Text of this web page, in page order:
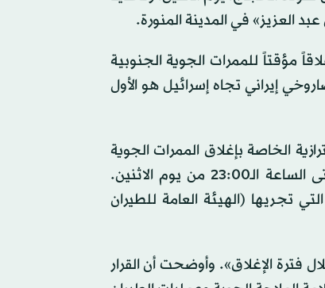
العزيز» ‏في المدينة المنورة.‏
مؤقتاً للممرات الجوية الجنوبية
إيراني تجاه إسرائيل هو الأول
الخاصة بإغلاق الممرات الجوية
‏الجنوبية في سوريا، واستمرار تعليق العمليات التشغيلية في «مطار دمشق الدولي» حتى الساعة الـ23:00 من يوم الاثنين.‏
تجريها (الهيئة العامة للطيران
فترة الإغلاق». وأوضحت أن القرار